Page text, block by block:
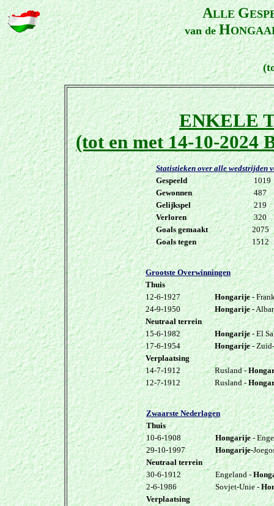
ALLEG
van deH
ENKELE
(tot en met 14-10-2024
Statistieken over alle wedstrijden
Gespeeld
1019
Gewonnen
487
Gelijkspel
219
Verloren
320
Goals gemaakt
2075
Goals tegen
1512
Grootste Overwinningen
Thuis
12-6-1927
Hongarije-
24-9-1950
Hongarije-
Neutraal terrein
15-6-1982
Hongarije- El
17-6-1954
Hongarije-
Verplaatsing
14-7-1912
Rusland -
12-7-1912
Rusland -
Zwaarste Nederlagen
Thuis
10-6-1908
Hongarije-
29-10-1997
Hongarije-
Neutraalterrein
30-6-1912
Engeland -
2-6-1986
Sovjet-Unie -
Verplaatsing